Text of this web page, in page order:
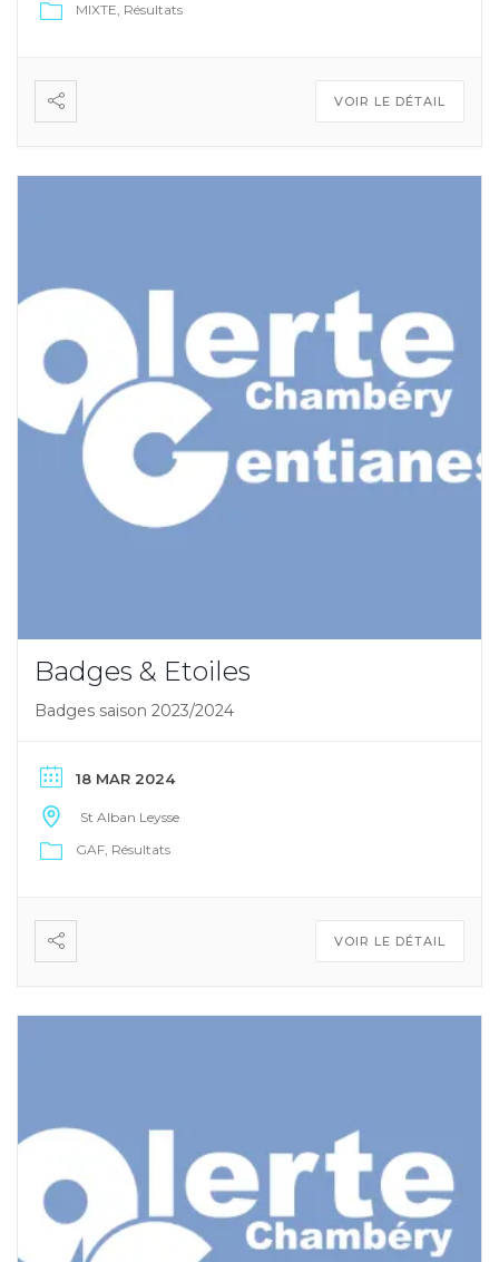
MIXTE Résultats
VOIR LE DÉTAIL
Badges & Etoiles
Badges saison 2023/2024
18 MAR 2024
St Alban Leysse
GAF Résultats
VOIR LE DÉTAIL